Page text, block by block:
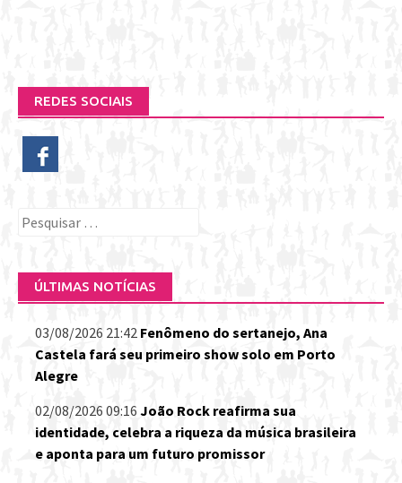
REDES SOCIAIS
Pesquisar
ÚLTIMAS NOTÍCIAS
03/08/2026 21:42 Fenômeno do sertanejo, Ana
Castela fará seu primeiro show solo em Porto
Alegre
02/08/2026 09:16 João Rock reafirma sua
identidade, celebra a riqueza da música brasileira
e aponta para um futuro promissor